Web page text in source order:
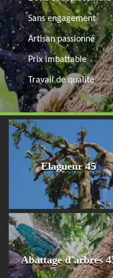
Sans engagement
Artisan passionné
Prix imbattable
Travail de qualité
Elagueur 45
Abattage d'arbres